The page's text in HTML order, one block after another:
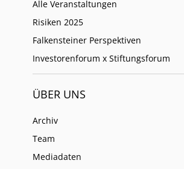
Alle Veranstaltungen
Risiken 2025
Falkensteiner Perspektiven
Investorenforum x Stiftungsforum
ÜBER UNS
Archiv
Team
Mediadaten